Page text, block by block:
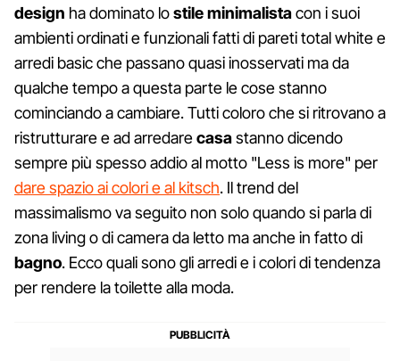
design ha dominato lostile minimalistacon i suoi
ambienti ordinati e funzionali fatti di pareti total white e
arredi basic che passano quasi inosservati ma da
qualche tempo a questa parte le cose stanno
cominciando a cambiare. Tutti coloro che si ritrovano a
ristrutturare e ad arredarecasastanno dicendo
sempre più spesso addio al motto "Less is more" per
dare spazio ai colori e al kitsch. Il trend del
massimalismo va seguito non solo quando si parla di
zona living o di camera da letto ma anche in fatto di
bagno. Ecco quali sono gli arredi e i colori di tendenza
per rendere la toilette alla moda.